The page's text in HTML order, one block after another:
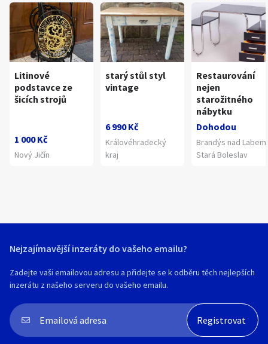
Litinové
podstavce ze
šicích strojů
1 000 Kč
Nový Jičín
starý stůl styl
vintage
6 990 Kč
Královéhradecký
kraj
Restaurování
nejen
starožitného
nábytku
Dohodou
Brandýs nad Labem-
Stará Boleslav
Nejzajímavější inzeráty do vašeho emailu?
Zadejte vaši emailovou adresu a přidejte se k odběru těch nejlepších
inzerátu z našeho serveru do vašeho emailu.